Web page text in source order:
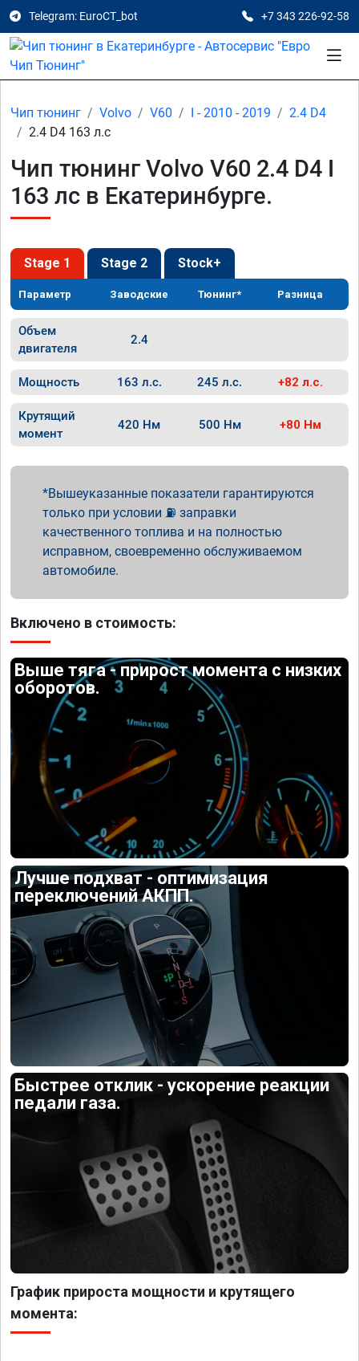
Telegram: EuroCT_bot +7 343 226-92-58
Чип тюнинг Volvo V60 I - 2010 - 2019
2.4 D4
2.4 D4 163 л.с
Чип тюнинг Volvo V60 2.4 D4 I
163 лс в Екатеринбурге.
Stage 1 Stage 2 Stock+
Параметр Заводские Тюнинг* Разница
Объем
двигателя
2.4
Мощность 163 л.с. 245 л.с. +82 л.с.
Крутящий
момент
420 Нм 500 Нм +80 Нм
Вышеуказанные показатели гарантируются
только при условии ⛽ заправки
качественного топлива и на полностью
исправном, своевременно обслуживаемом
автомобиле.
Включено в стоимость:
Выше тяга - прирост момента с низких
оборотов.
Лучше подхват - оптимизация
переключений АКПП.
Быстрее отклик - ускорение реакции
педали газа.
График прироста мощности и крутящего
момента: